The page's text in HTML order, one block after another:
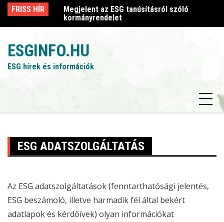
Skip
content
FRISS HÍR
szóló
Megjelent az ESG tanúsításról szóló
kormányrendelet
ESGINFO.HU
ESG hírek és információk
ESG ADATSZOLGÁLTATÁS
Az ESG adatszolgáltatások (fenntarthatósági jelentés,
ESG beszámoló, illetve harmadik fél által bekért
adatlapok és kérdőívek) olyan információkat